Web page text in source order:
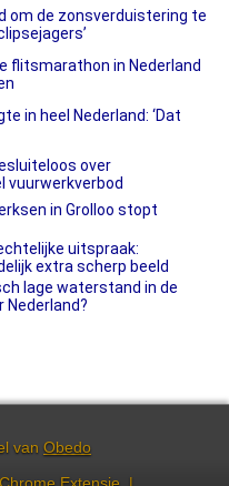
om de zonsverduistering te
flitsmarathon in Nederland
in heel Nederland: ‘Dat
over
vuurwerkverbod
in Grolloo stopt
uitspraak:
extra scherp beeld
lage waterstand in de
Nederland?
van Obedo